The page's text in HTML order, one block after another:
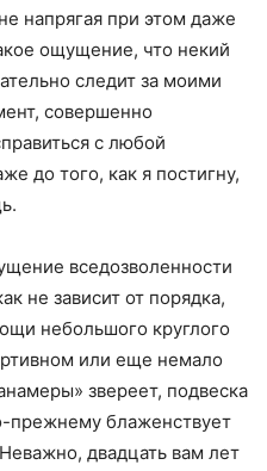
напрягая при этом даже
ощущение, что некий
следит за моими
совершенно
с любой
до того, как я постигну,
вседозволенности
не зависит от порядка,
небольшого круглого
или еще немало
звереет, подвеска
прежнему блаженствует
двадцать вам лет